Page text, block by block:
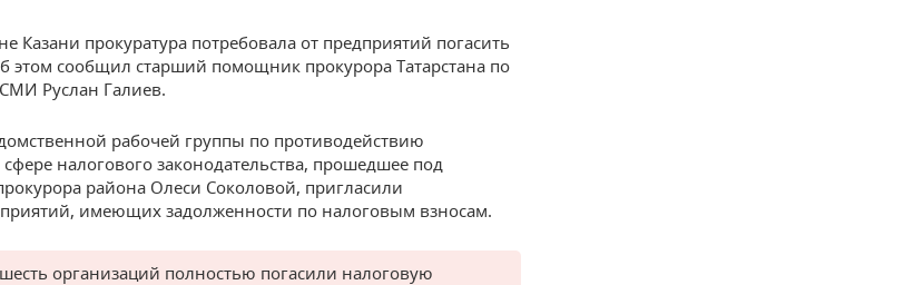
Казани прокуратура потребовала от предприятий погасить
этом сообщил старший помощник прокурора Татарстана по
Руслан Галиев.
рабочей группы по противодействию
налогового законодательства, прошедшее под
района Олеси Соколовой, пригласили
имеющих задолженности по налоговым взносам.
организаций полностью погасили налоговую